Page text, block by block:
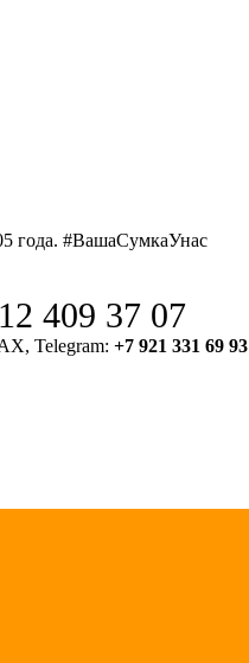
года. #ВашаСумкаУнас
409 37 07
Telegram: +7 921 331 69 93